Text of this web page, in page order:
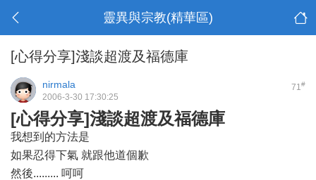
靈異與宗教(精華區)
[心得分享]淺談超渡及福德庫
71#
nirmala
2006-3-30 17:30:25
[心得分享]淺談超渡及福德庫
我想到的方法是
如果忍得下氣 就跟他道個歉
然後......... 呵呵